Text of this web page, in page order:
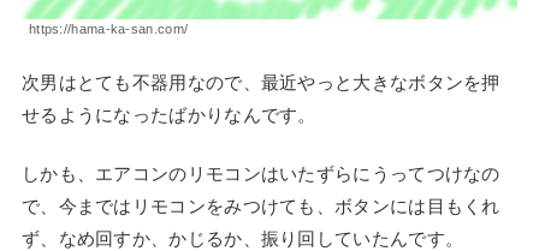
https://hama-ka-san.com/
次男はとても不器用なので、最近やっと大きなボタンを押
せるようになったばかりなんです。
しかも、エアコンのリモコンはいたずらにうってつけなの
で、今まではリモコンをみつけても、ボタンには目もくれ
ず、なめ回すか、かじるか、振り回していたんです。